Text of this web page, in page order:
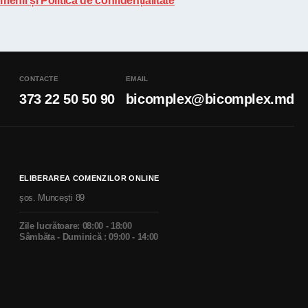
CONTACTE
373 22 50 50 90
EMAIL
bicomplex@bicomplex.md
ELIBERAREA COMENZILOR ONLINE
șos. Muncești 89
Zile lucrătoare: 08:00 - 18:00
Sâmbăta - Duminică : 09:00 - 14:00